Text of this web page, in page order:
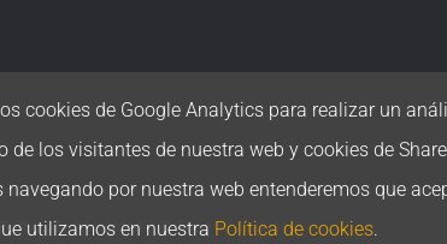
de privacidad | Política de cookies
cookies de Google Analytics para realizar un
los visitantes de nuestra web y cookies de
por nuestra web entenderemos que
utilizamos en nuestra Política de cookies.